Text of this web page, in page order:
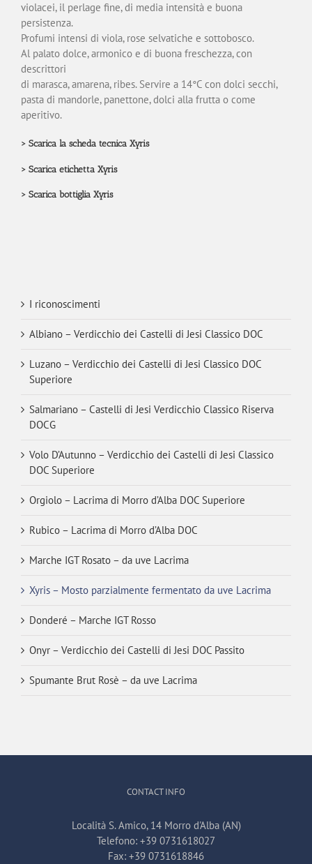
violacei, il perlage fine, di media intensità e buona
persistenza.
Profumi intensi di viola, rose selvatiche e sottobosco.
Al palato dolce, armonico e di buona freschezza, con
descrittori
di marasca, amarena, ribes. Servire a 14°C con dolci secchi,
pasta di mandorle, panettone, dolci alla frutta o come
aperitivo.
> Scarica la scheda tecnica Xyris
> Scarica etichetta Xyris
> Scarica bottiglia Xyris
I riconoscimenti
Albiano – Verdicchio dei Castelli di Jesi Classico DOC
Luzano – Verdicchio dei Castelli di Jesi Classico DOC
Superiore
Salmariano – Castelli di Jesi Verdicchio Classico Riserva
DOCG
Volo D’Autunno – Verdicchio dei Castelli di Jesi Classico
DOC Superiore
Orgiolo – Lacrima di Morro d’Alba DOC Superiore
Rubico – Lacrima di Morro d’Alba DOC
Marche IGT Rosato – da uve Lacrima
Xyris – Mosto parzialmente fermentato da uve Lacrima
Donderé – Marche IGT Rosso
Onyr – Verdicchio dei Castelli di Jesi DOC Passito
Spumante Brut Rosè – da uve Lacrima
CONTACT INFO
Località S. Amico, 14 Morro d'Alba (AN)
Telefono: +39 0731618027
Fax: +39 0731618846